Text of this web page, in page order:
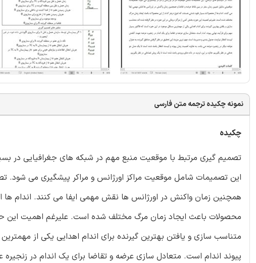
نمونه چکیده ترجمه متن فارسی
چکیده
تصمیم گیری مرتبط با موقعیت منبع مهم در شبکه های جغرافیایی در
این تصمیمات شامل موقعیت مراکز اورژانس و مراکر پیشگیری می شود.
همچنین زمان واکنش در اورژانس ها نقش مهمی ایفا می کنند. اندام ها
محصولات باعث ایجاد زمان مرگ مختلف شده است. علیرغم اهمیت این
متناسب سازی و یافتن بهترین گیرنده برای اندام اهدایی یکی از
پیوند اندام است. متعادل سازی عرضه و تقاضا برای یک اندام در